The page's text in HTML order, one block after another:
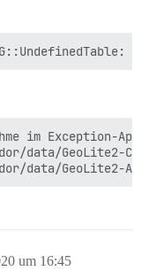
im Exception-
data/
data/
um 16:45